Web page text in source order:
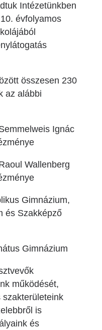
Intézetünkben
évfolyamos
összesen 230
az alábbi
Ignác
Wallenberg
Gimnázium,
és Szakképző
Gimnázium
működését,
szakterületeink
is
és